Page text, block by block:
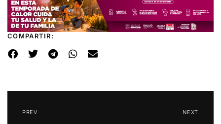
COMPARTIR:
PREV NEXT